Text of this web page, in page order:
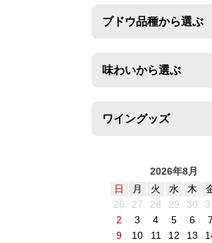
ブドウ品種から選ぶ
味わいから選ぶ
ワイングッズ
2026年8月
日
月 火 水 木
26
27 28 29 30
2
3 4 5 6 7
9
10 11 12 13